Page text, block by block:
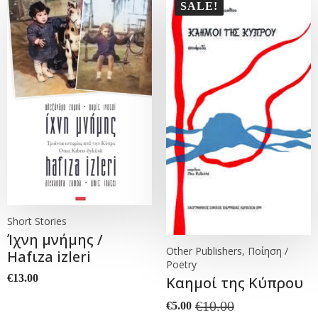
Short Stories
Ίχνη μνήμης /
Hafιza izleri
€13.00
SALE!
Other Publishers, Ποίηση /
Poetry
Καημοί της Κύπρου
€10.00
Original
€5.00
Current